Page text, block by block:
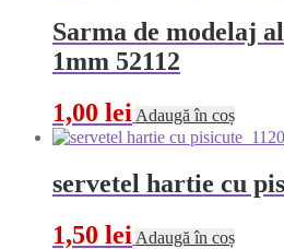
Sarma de modelaj
1mm 52112
1,00 lei Adaugă în coș
servetel hartie cu
1,50 lei Adaugă în coș